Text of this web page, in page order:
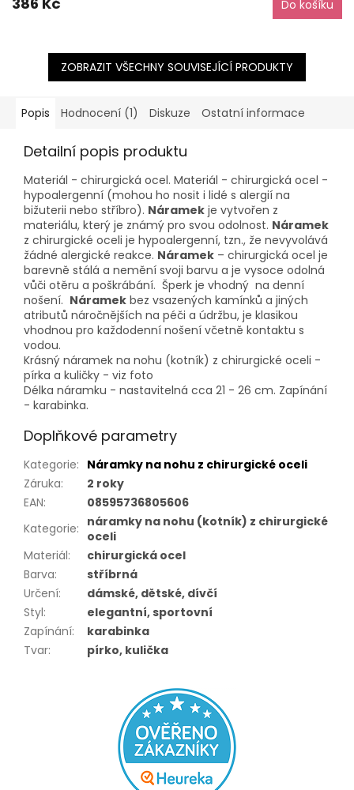
Do košíku
ZOBRAZIT VŠECHNY SOUVISEJÍCÍ PRODUKTY
Popis Hodnocení (1) Diskuze Ostatní informace
Detailní popis produktu
Materiál - chirurgická ocel. Materiál - chirurgická ocel -
hypoalergenní (mohou ho nosit i lidé s alergií na
bižuterii nebo stříbro). Náramek je vytvořen z
materiálu, který je známý pro svou odolnost. Náramek
z chirurgické oceli je hypoalergenní, tzn., že nevyvolává
žádné alergické reakce. Náramek – chirurgická ocel je
barevně stálá a nemění svoji barvu a je vysoce odolná
vůči otěru a poškrábání. Šperk je vhodný na denní
nošení. Náramek bez vsazených kamínků a jiných
atributů náročnějších na péči a údržbu, je klasikou
vhodnou pro každodenní nošení včetně kontaktu s
vodou.
Krásný náramek na nohu (kotník) z chirurgické oceli -
pírka a kuličky - viz foto
Délka náramku - nastavitelná cca 21 - 26 cm. Zapínání
- karabinka.
Doplňkové parametry
Kategorie: Náramky na nohu z chirurgické oceli
Záruka:
2 roky
EAN:
08595736805606
Kategorie: náramky na nohu (kotník) z chirurgické
oceli
Materiál:
chirurgická ocel
Barva:
stříbrná
Určení:
dámské, dětské, dívčí
Styl:
elegantní, sportovní
Zapínání:
karabinka
Tvar: pírko, kulička